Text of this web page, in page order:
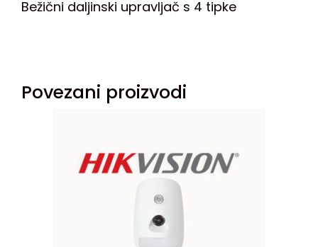
Bežični daljinski upravljač s 4 tipke
Povezani proizvodi